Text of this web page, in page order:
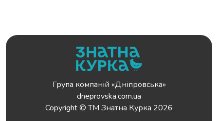
Група компаній «Дніпровська»
dneprovska.com.ua
Copyright © ТМ Знатна Курка 2026